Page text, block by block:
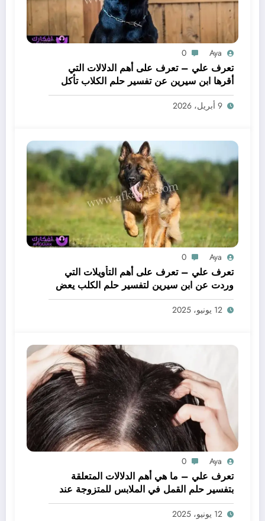
Aya
0
تعرف علي – تعرف على أهم الدلالات التي
أقرها ابن سيرين عن تفسير حلم الكلاب تأكل
لحم – بالتفصيل
9 أبريل، 2026
Aya
0
تعرف علي – تعرف على أهم التأويلات التي
وردت عن ابن سيرين لتفسير حلم الكلب يعض
يدي – بالتفصيل
12 يونيو، 2025
Aya
0
تعرف علي – ما هي أهم الدلالات المتعلقة
بتفسير حلم القمل في الملابس للمتزوجة عند
ابن سيرين؟ – بالتفصيل
12 يونيو، 2025